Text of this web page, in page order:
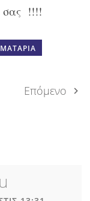
σας !!!!
Επόμενο